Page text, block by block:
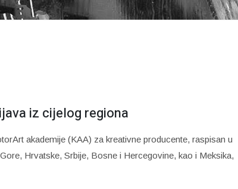
iz cijelog regiona
akademije (KAA) za kreativne producente, raspisan u
Hrvatske, Srbije, Bosne i Hercegovine, kao i Meksika,